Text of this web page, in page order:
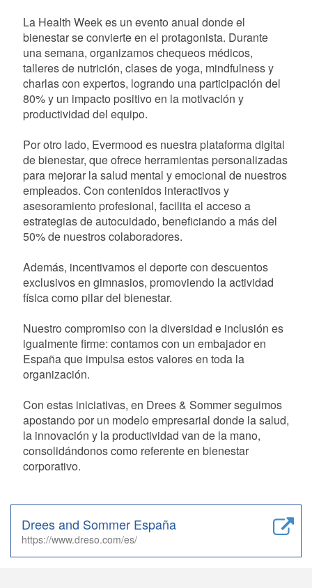
La Health Week es un evento anual donde el
bienestar se convierte en el protagonista. Durante
una semana, organizamos chequeos médicos,
talleres de nutrición, clases de yoga, mindfulness y
charlas con expertos, logrando una participación del
80% y un impacto positivo en la motivación y
productividad del equipo.
Por otro lado, Evermood es nuestra plataforma digital
de bienestar, que ofrece herramientas personalizadas
para mejorar la salud mental y emocional de nuestros
empleados. Con contenidos interactivos y
asesoramiento profesional, facilita el acceso a
estrategias de autocuidado, beneficiando a más del
50% de nuestros colaboradores.
Además, incentivamos el deporte con descuentos
exclusivos en gimnasios, promoviendo la actividad
física como pilar del bienestar.
Nuestro compromiso con la diversidad e inclusión es
igualmente firme: contamos con un embajador en
España que impulsa estos valores en toda la
organización.
Con estas iniciativas, en Drees & Sommer seguimos
apostando por un modelo empresarial donde la salud,
la innovación y la productividad van de la mano,
consolidándonos como referente en bienestar
corporativo.
Drees and Sommer España
https://www.dreso.com/es/